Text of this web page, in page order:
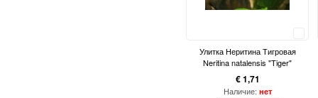
Улитка Неритина Тигровая
Neritina natalensis "Tiger"
€ 1,71
Наличие: нет